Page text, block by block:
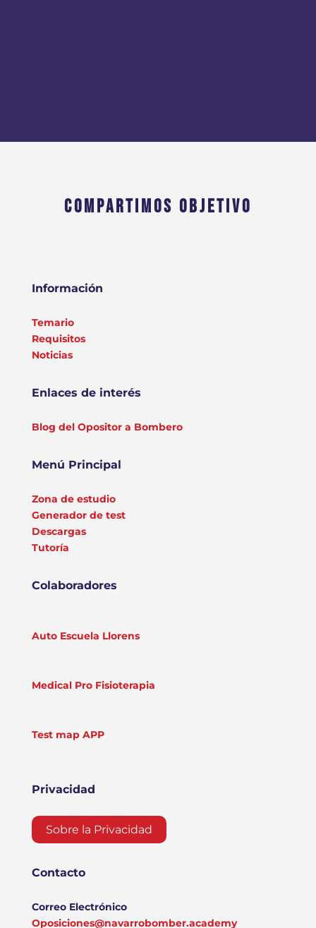
COMPARTIMOS OBJETIVO
Información
Temario
Requisitos
Noticias
Enlaces de interés
Blog del Opositor a Bombero
Menú Principal
Zona de estudio
Generador de test
Descargas
Tutoría
Colaboradores
Auto Escuela Llorens
Medical Pro Fisioterapia
Test map APP
Privacidad
Sobre la Privacidad
Contacto
Correo Electrónico
Oposiciones@navarrobomber.academy